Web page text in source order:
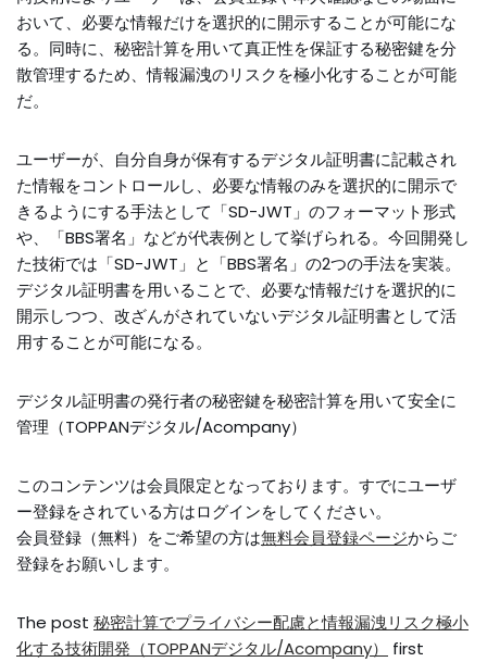
おいて、必要な情報だけを選択的に開示することが可能にな
る。同時に、秘密計算を用いて真正性を保証する秘密鍵を分
散管理するため、情報漏洩のリスクを極小化することが可能
だ。
ユーザーが、自分自身が保有するデジタル証明書に記載され
た情報をコントロールし、必要な情報のみを選択的に開示で
きるようにする手法として「SD-JWT」のフォーマット形式
や、「BBS署名」などが代表例として挙げられる。今回開発し
た技術では「SD-JWT」と「BBS署名」の2つの手法を実装。
デジタル証明書を用いることで、必要な情報だけを選択的に
開示しつつ、改ざんがされていないデジタル証明書として活
用することが可能になる。
デジタル証明書の発行者の秘密鍵を秘密計算を用いて安全に
管理（TOPPANデジタル/Acompany）
このコンテンツは会員限定となっております。すでにユーザ
ー登録をされている方はログインをしてください。
会員登録（無料）をご希望の方は無料会員登録ページからご
登録をお願いします。
The post 秘密計算でプライバシー配慮と情報漏洩リスク極小
化する技術開発（TOPPANデジタル/Acompany）
first